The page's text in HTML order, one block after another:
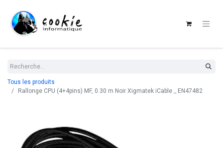
Tous les produits
Rallonge CPU (4+4pins) MF, 0.30 m Noir Xigmatek iCable _ EN47482